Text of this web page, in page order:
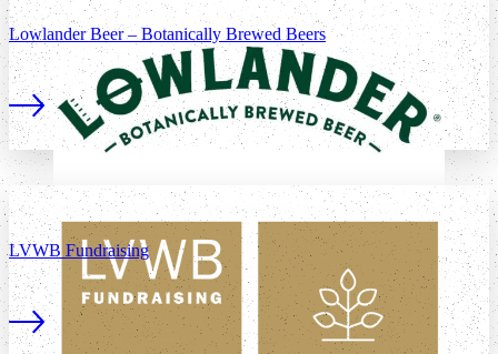
Lowlander Beer – Botanically Brewed Beers
Lees meer
LVWB Fundraising
Lees meer